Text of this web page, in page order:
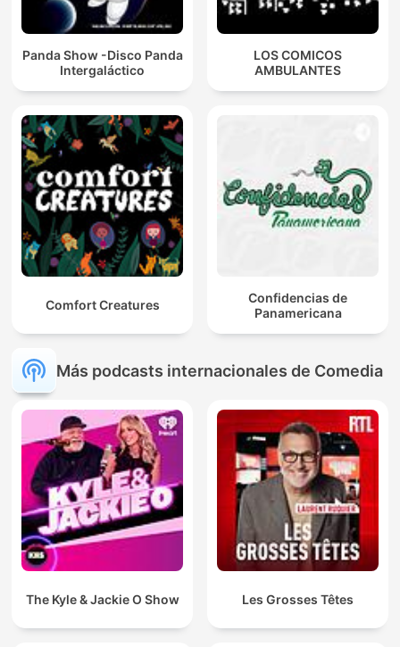
Panda Show -Disco Panda
Intergaláctico
LOS COMICOS
AMBULANTES
Comfort Creatures
Confidencias de
Panamericana
Más podcasts internacionales de Comedia
The Kyle & Jackie O Show Les Grosses Têtes